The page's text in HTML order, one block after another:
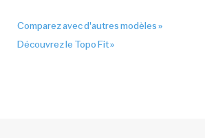
Comparez avec d'autres modèles »
Découvrez le Topo Fit »